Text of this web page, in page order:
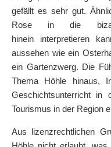
gefällt es sehr gut.
Rose in die
hinein interpretieren
aussehen wie ein
ein Gartenzwerg. Die
Thema Höhle hinaus,
Geschichtsunterricht in
Tourismus in der Region
Aus lizenzrechtlichen